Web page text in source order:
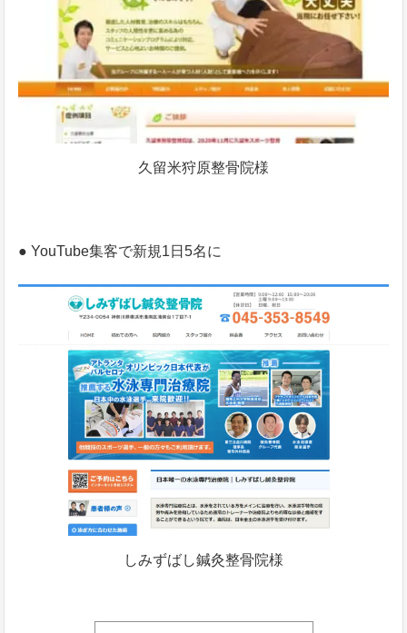
久留米狩原整骨院様
● YouTube集客で新規1日5名に
しみずばし鍼灸整骨院様